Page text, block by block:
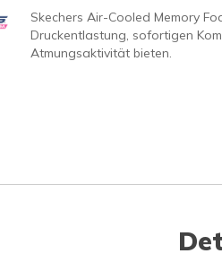
Skechers Air-Cooled Memory
Druckentlastung, sofortigen
Atmungsaktivität bieten.